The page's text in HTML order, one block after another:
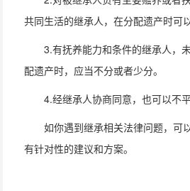
共同生活的继承人，在分配遗产时可
3.有抚养能力和条件的继承人，
配遗产时，应当不分或者少分。
4.经继承人协商同意，也可以不平
如你遇到继承相关法律问题，可
有针对性的建议和方案。